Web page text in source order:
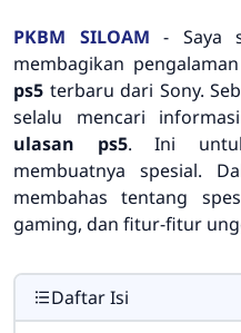
PKBM SILOAM - Saya
membagikan
ps5 terbaru dari Sony.
selalu mencari
ulasan ps5. Ini
membuatnya spesial.
membahas tentang
gaming, dan fitur-fitur
Daftar Isi